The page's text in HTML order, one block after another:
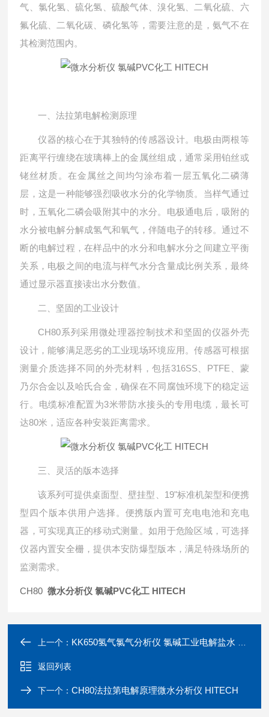
气、氯化氢、硫化氢、硫酸气体、溴化氢、二氧化硫、六
氟化硫、二氧化碳、磷化氢等，需要注意的是，氨气不在
其检测范围内。
一、法拉第电解检测原理
仪器的核心在于其独特的传感器设计。电极由两根等
距离平行缠绕在玻璃棒上的金属丝组成，通常采用铂丝或
铑丝材质。在金属丝之间均匀涂布着一层五氧化二磷薄
层，这是一种能够强烈吸收水分的化学物质。当样气通过
时，五氧化二磷会吸附其中的水分。电极通电后，吸附的
水分被电解分解成氢气和氧气，伴随电子的转移。通过不
断的电解过程，在样品中的水分和电解水分之间建立平衡
关系，电极之间的电流与样气水分含量成比例关系，最终
通过显示器直接读出水分数值。
二、坚固的工业设计
CH80系列采用微处理器控制技术和坚固的仪器外壳
设计，能够满足恶劣的工业现场环境应用。传感器可根据
测量介质选择不同的外壳材料，包括316SS、PTFE、蒙
乃尔合金以及哈氏合金，确保在不同腐蚀环境下的稳定运
行。电缆标准配置为3米带防水接头的专用电缆，最长可
达80米，适应各种安装距离需求。
三、灵活的版本选择
该系列可提供桌面型、壁挂型、19"标准机架型和便携
型四个版本供用户选择。便携版内置可充电电池和充电
器，可实现真正的移动式测量。如用于危险区域，可选择
仪器内置安全栅，提供本安防爆型版本，满足特殊场所的
监测需求。
CH80微水分析仪 氯碱PVC化工 HITECH
上一个： KK650氢气氯气分析仪 氯碱工业电解盐水 HITECH
返回列表
下一个：CH80法拉第电解原理微水分析仪 HITECH